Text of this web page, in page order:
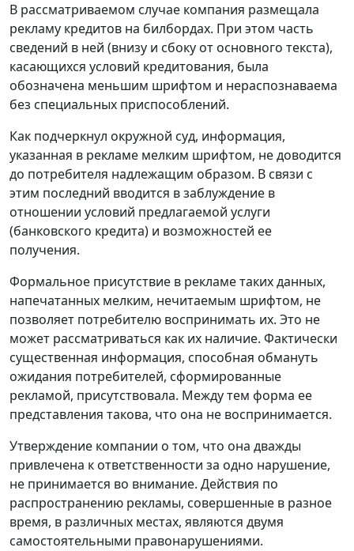
В рассматриваемом случае компания размещала
рекламу кредитов на билбордах. При этом часть
сведений в ней (внизу и сбоку от основного текста),
касающихся условий кредитования, была
обозначена меньшим шрифтом и нераспознаваема
без специальных приспособлений.
Как подчеркнул окружной суд, информация,
указанная в рекламе мелким шрифтом, не доводится
до потребителя надлежащим образом. В связи с
этим последний вводится в заблуждение в
отношении условий предлагаемой услуги
(банковского кредита) и возможностей ее
получения.
Формальное присутствие в рекламе таких данных,
напечатанных мелким, нечитаемым шрифтом, не
позволяет потребителю воспринимать их. Это не
может рассматриваться как их наличие. Фактически
существенная информация, способная обмануть
ожидания потребителей, сформированные
рекламой, присутствовала. Между тем форма ее
представления такова, что она не воспринимается.
Утверждение компании о том, что она дважды
привлечена к ответственности за одно нарушение,
не принимается во внимание. Действия по
распространению рекламы, совершенные в разное
время, в различных местах, являются двумя
самостоятельными правонарушениями.